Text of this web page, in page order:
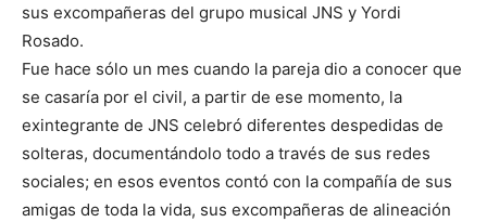
sus excompañeras del grupo musical JNS y Yordi
Rosado.
Fue hace sólo un mes cuando la pareja dio a conocer que
se casaría por el civil, a partir de ese momento, la
exintegrante de JNS celebró diferentes despedidas de
solteras, documentándolo todo a través de sus redes
sociales; en esos eventos contó con la compañía de sus
amigas de toda la vida, sus excompañeras de alineación